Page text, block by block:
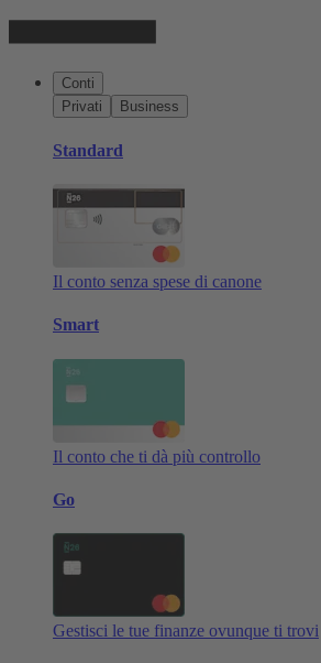
Conti
Privati
Business
Standard
Il conto senza spese di canone
Smart
Il conto che ti dà più controllo
Go
Gestisci le tue finanze ovunque ti trovi